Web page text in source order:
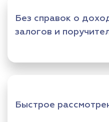
Без справок о
залогов и
Быстрое